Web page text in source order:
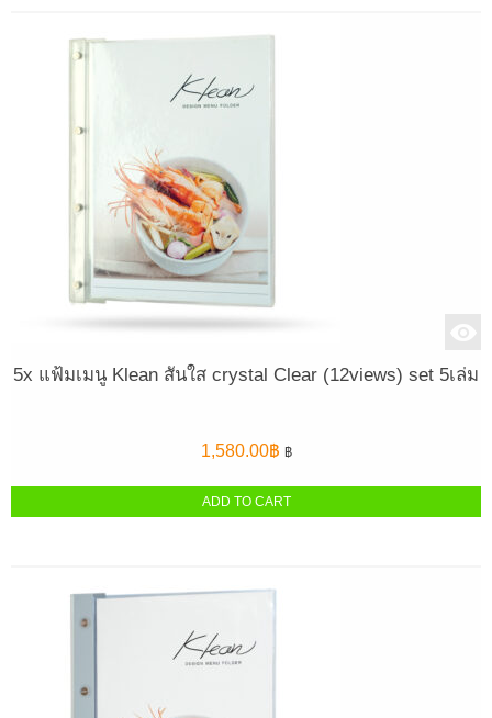
5x แฟ้มเมนู Klean สันใส crystal Clear (12views) set 5เล่ม
1,580.00฿ ฿
ADD TO CART